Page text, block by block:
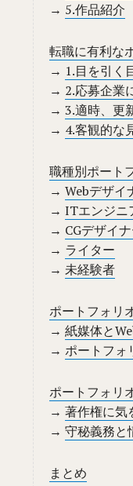
→ 5.作品紹介
転職に有利な
→ 1.目を引く
→ 2.応募企業
→3.適時、更
→ 4.客観的な
職種別ポート
→Webデザイ
→ITエンジニ
→ CGデザイ
→ ライター
→未経験者
ポートフォリ
→紙媒体と
→ポートフォ
ポートフォリ
→著作権に気
→守秘義務と
まとめ